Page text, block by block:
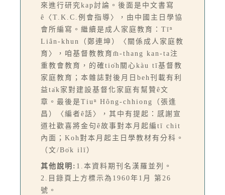
來進行研究kap討論。後面是中文書寫
ê〈T.K.C.例會指導〉，由中國主日學協
會所編寫。繼續是成人家庭教育：Tīⁿ
Liân-khun（鄭連坤）〈關係成人家庭教
育〉，咱基督教教育m̄-thang kan-ta注
重教會教育，的確tio̍h關心kàu tī基督教
家庭教育；本雜誌對後月日beh刊載有利
益ta̍k家對建設基督化家庭有幫贊ê文
章。最後是Tiuⁿ Hông-chhiong（張逢
昌）〈編者ê話〉，其中有提起：感謝宣
道社歡喜將金句ê故事對本月起編tī chit
內面；Koh對本月起主日學教材有分科。
（文/Bo̍k ilī）
其他說明: 1.本資料期刊名漢羅並列。
2.目錄頁上方標示為1960年1月 第26
號。